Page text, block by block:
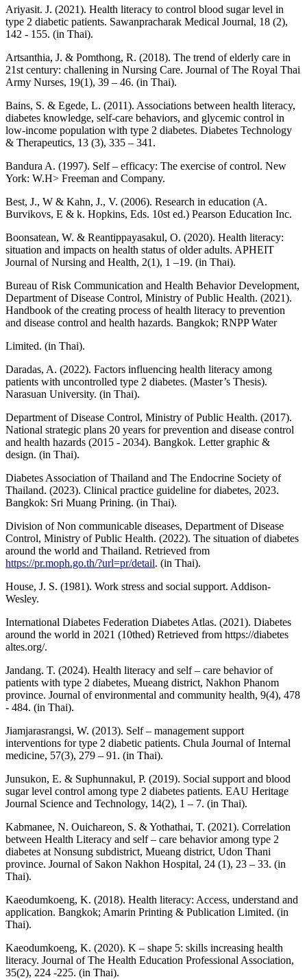
Ariyasit. J. (2021). Health literacy to control blood sugar level in
type 2 diabetic patients. Sawanpracharak Medical Journal, 18 (2),
142 - 155. (in Thai).
Artsanthia, J. & Pomthong, R. (2018). The trend of elderly care in
21st century: challening in Nursing Care. Journal of The Royal Thai
Army Nurses, 19(1), 39 – 46. (in Thai).
Bains, S. & Egede, L. (2011). Associations between health literacy,
diabetes knowledge, self-care behaviors, and glycemic control in
low-income population with type 2 diabetes. Diabetes Technology
& Therapeutics, 13 (3), 335 – 341.
Bandura A. (1997). Self – efficacy: The exercise of control. New
York: W.H> Freeman and Company.
Best, J., W & Kahn, J., V. (2006). Research in education (A.
Burvikovs, E & k. Hopkins, Eds. 10st ed.) Pearson Education Inc.
Boonsatean, W. & Reantippayasakul, O. (2020). Health literacy:
situation and impacts on health status of older adults. APHEIT
Journal of Nursing and Health, 2(1), 1 –19. (in Thai).
Bureau of Risk Communication and Health Behavior Development,
Department of Disease Control, Ministry of Public Health. (2021).
Handbook of the creating process of health literacy to prevention
and disease control and health hazards. Bangkok; RNPP Water
Limited. (in Thai).
Daradas, A. (2022). Factors influencing health literacy among
patients with uncontrolled type 2 diabetes. (Master’s Thesis).
Narasuan University. (in Thai).
Department of Disease Control, Ministry of Public Health. (2017).
National strategic plans 20 years for prevention and disease control
and health hazards (2015 - 2034). Bangkok. Letter graphic &
design. (in Thai).
Diabetes Association of Thailand and The Endocrine Society of
Thailand. (2023). Clinical practice guideline for diabetes, 2023.
Bangkok: Sri Muang Prining. (in Thai).
Division of Non communicable diseases, Department of Disease
Control, Ministry of Public Health. (2022). The situation of diabetes
around the world and Thailand. Retrieved from
https://pr.moph.go.th/?url=pr/detail. (in Thai).
House, J. S. (1981). Work stress and social support. Addison-
Wesley.
International Diabetes Federation Diabetes Atlas. (2021). Diabetes
around the world in 2021 (10thed) Retrieved from https://diabetes
altes.org/.
Jandang. T. (2024). Health literacy and self – care behavior of
patients with type 2 diabetes, Mueang district, Nakhon Phanom
province. Journal of environmental and community health, 9(4), 478
- 484. (in Thai).
Jiamjarasrangsi, W. (2013). Self – management support
interventions for type 2 diabetic patients. Chula Journal of Internal
medicine, 57(3), 279 – 91. (in Thai).
Junsukon, E. & Suphunnakul, P. (2019). Social support and blood
sugar level control among type 2 diabetes patients. EAU Heritage
Journal Science and Technology, 14(2), 1 – 7. (in Thai).
Kabmanee, N. Ouichareon, S. & Yothathai, T. (2021). Correlation
between Health Literacy and self – care behavior among type 2
diabetes at Nonsung subdistrict, Mueang district, Udon Thani
province. Journal of Sakon Nakhon Hospital, 24 (1), 23 – 33. (in
Thai).
Kaeodumkoeng, K. (2018). Health literacy: Access, understand and
application. Bangkok; Amarin Printing & Publication Limited. (in
Thai).
Kaeodumkoeng, K. (2020). K – shape 5: skills increasing health
literacy. Journal of The Health Education Professional Association,
35(2), 224 -225. (in Thai).